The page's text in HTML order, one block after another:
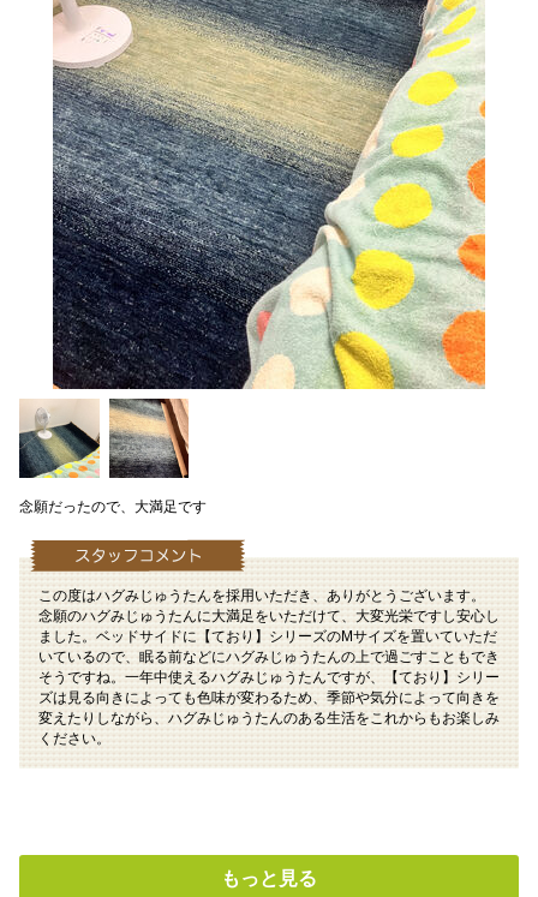
念願だったので、大満足です
この度はハグみじゅうたんを採用いただき、ありがとうございます。
念願のハグみじゅうたんに大満足をいただけて、大変光栄ですし安心し
ました。ベッドサイドに【ており】シリーズのMサイズを置いていただ
いているので、眠る前などにハグみじゅうたんの上で過ごすこともでき
そうですね。一年中使えるハグみじゅうたんですが、【ており】シリー
ズは見る向きによっても色味が変わるため、季節や気分によって向きを
変えたりしながら、ハグみじゅうたんのある生活をこれからもお楽しみ
ください。
もっと見る